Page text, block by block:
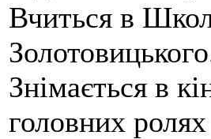
Вчиться в
Знімається в
головних